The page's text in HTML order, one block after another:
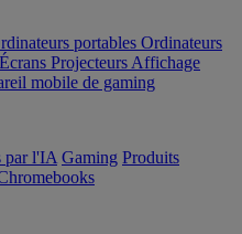
portables Ordinateurs
Écrans Projecteurs Affichage
mobile de gaming
par l'IA Gaming Produits